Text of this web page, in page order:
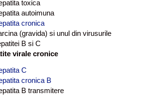
toxica
autoimuna
cronica
(gravida) si unul din virusurile
B si C
virale cronice
C
cronica B
B transmitere